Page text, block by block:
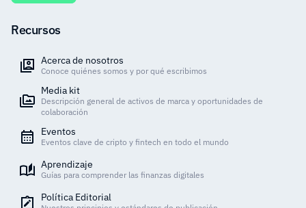
Recursos
Acerca de nosotros
Conoce quiénes somos y por qué escribimos
Media kit
Descripción general de activos de marca y oportunidades de
colaboración
Eventos
Eventos clave de cripto y fintech en todo el mundo
Aprendizaje
Guías para comprender las finanzas digitales
Política Editorial